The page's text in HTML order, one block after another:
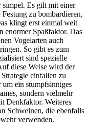
Es gilt mit einer
zu bombardieren,
klingt erst einmal weit
enormer Spaßfaktor. Das
Vogelarten auch
So gibt es zum
sind spezielle
diese Weise wird der
einfallen zu
um ein stumpfsinniges
sondern vielmehr
Denkfaktor. Weiteres
Schweinen, die ebenfalls
verwenden.